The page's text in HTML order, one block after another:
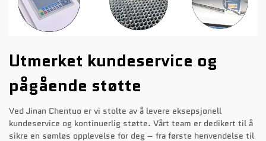
Utmerket kundeservice og
pågående støtte
Ved Jinan Chentuo er vi stolte av å levere eksepsjonell
kundeservice og kontinuerlig støtte. Vårt team er dedikert til å
sikre en sømløs opplevelse for deg – fra første henvendelse til